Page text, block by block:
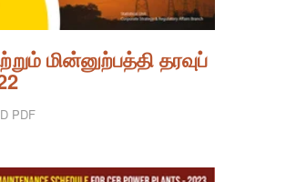
மின்னுற்பத்தி தரவுப்
PDF